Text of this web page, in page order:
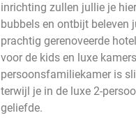
inrichting zullen jullie je
bubbels en ontbijt beleven
prachtig gerenoveerde
voor de kids en luxe
persoonsfamiliekamer is
terwijl je in de luxe 2-
geliefde.